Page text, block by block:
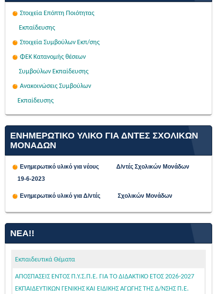
Στοιχεία Επόπτη Ποιότητας
Εκπαίδευσης
Στοιχεία Συμβούλων Εκπ/σης
ΦΕΚ Κατανομής θέσεων
Συμβούλων Εκπαίδευσης
Ανακοινώσεις Συμβούλων
Εκπαίδευσης
ΕΝΗΜΕΡΩΤΙΚΟ ΥΛΙΚΟ ΓΙΑ ΔΝΤΕΣ ΣΧΟΛΙΚΩΝ
ΜΟΝΑΔΩΝ
Ενημερωτικό υλικό για νέους Δ/ντές Σχολικών Μονάδων
19-6-2023
Ενημερωτικό υλικό για Δ/ντές Σχολικών Μονάδων
ΝΈΑ!!
Εκπαιδευτικά Θέματα
ΑΠΟΣΠΑΣΕΙΣ ΕΝΤΟΣ Π.Υ.Σ.Π.Ε. ΓΙΑ ΤΟ ΔΙΔΑΚΤΙΚΟ ΕΤΟΣ 2026-2027
ΕΚΠΑΙΔΕΥΤΙΚΩΝ ΓΕΝΙΚΗΣ ΚΑΙ ΕΙΔΙΚΗΣ ΑΓΩΓΗΣ ΤΗΣ Δ/ΝΣΗΣ Π.Ε.